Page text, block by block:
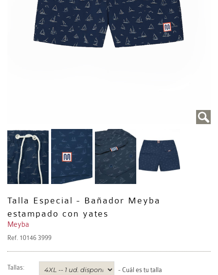
Talla Especial - Bañador Meyba
estampado con yates
Meyba
Ref. 10146 3999
Tallas: - Cuál es tu talla